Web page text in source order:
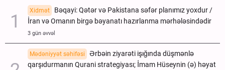
Xidmət
Bəqayi: Qətər və Pakistana səfər planımız yoxdur /
İran və Omanın birgə bəyanatı hazırlanma mərhələsindədir
3 gün əvvəl
Mədəniyyət səhifəsi
Ərbəin ziyarəti işığında düşmənlə
qarşıdurmanın Qurani strategiyası; İmam Hüseynin (ə) həyat